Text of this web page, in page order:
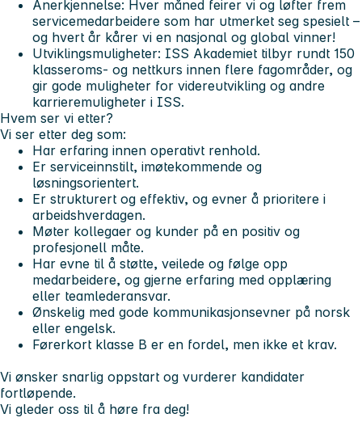
Anerkjennelse: Hver måned feirer vi og løfter frem
servicemedarbeidere som har utmerket seg spesielt –
og hvert år kårer vi en nasjonal og global vinner!
Utviklingsmuligheter: ISS Akademiet tilbyr rundt 150
klasseroms- og nettkurs innen flere fagområder, og
gir gode muligheter for videreutvikling og andre
karrieremuligheter i ISS.
Hvem ser vi etter?
Vi ser etter deg som:
Har erfaring innen operativt renhold.
Er serviceinnstilt, imøtekommende og
løsningsorientert.
Er strukturert og effektiv, og evner å prioritere i
arbeidshverdagen.
Møter kollegaer og kunder på en positiv og
profesjonell måte.
Har evne til å støtte, veilede og følge opp
medarbeidere, og gjerne erfaring med opplæring
eller teamlederansvar.
Ønskelig med gode kommunikasjonsevner på norsk
eller engelsk.
Førerkort klasse B er en fordel, men ikke et krav.
Vi ønsker snarlig oppstart og vurderer kandidater
fortløpende.
Vi gleder oss til å høre fra deg!